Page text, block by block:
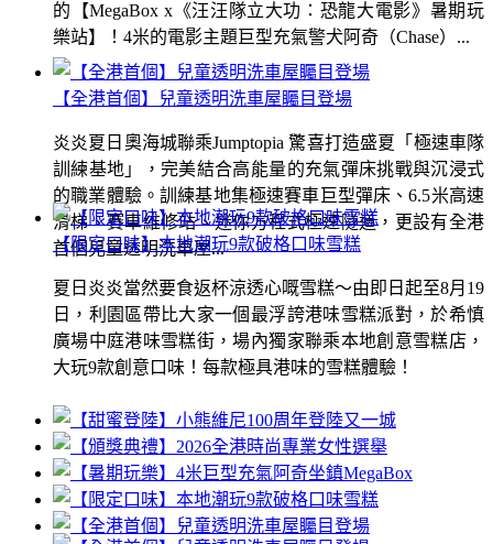
【全港首個】兒童透明洗車屋矚目登場
炎炎夏日奧海城聯乘Jumptopia 驚喜打造盛夏「極速車隊
訓練基地」，完美結合高能量的充氣彈床挑戰與沉浸式
的職業體驗。訓練基地集極速賽車巨型彈床、6.5米高速
滑梯、賽車維修站、迷你方程式極速隧道，更設有全港
首個兒童透明洗車屋...
的【MegaBox x《汪汪隊立大功：恐龍大電影》暑期玩
樂站】！4米的電影主題巨型充氣警犬阿奇（Chase）...
【限定口味】本地潮玩9款破格口味雪糕
夏日炎炎當然要食返杯涼透心嘅雪糕～由即日起至8月19
日，利園區帶比大家一個最浮誇港味雪糕派對，於希慎
廣場中庭港味雪糕街，場內獨家聯乘本地創意雪糕店，
大玩9款創意口味！每款極具港味的雪糕體驗！